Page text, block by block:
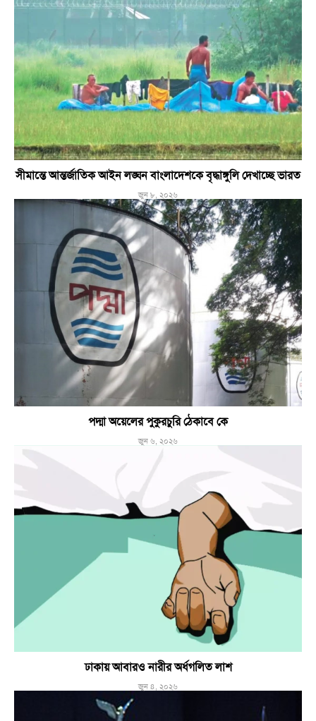
সীমান্তে আন্তর্জাতিক আইন লঙ্ঘন বাংলাদেশকে বৃদ্ধাঙ্গুলি দেখাচ্ছে ভারত
জুন ৮, ২০২৬
পদ্মা অয়েলের পুকুরচুরি ঠেকাবে কে
জুন ৬, ২০২৬
ঢাকায় আবারও নারীর অর্ধগলিত লাশ
জুন ৪, ২০২৬